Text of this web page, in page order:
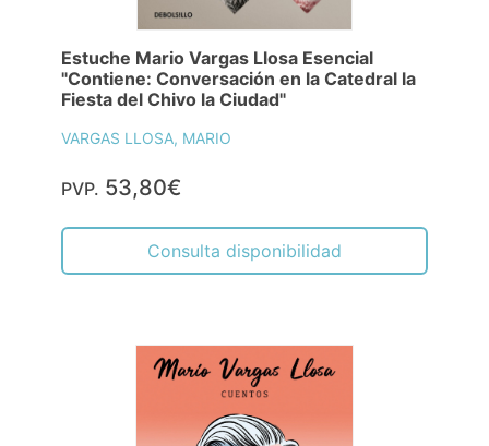
Estuche Mario Vargas Llosa Esencial
"Contiene: Conversación en la Catedral la
Fiesta del Chivo la Ciudad"
VARGAS LLOSA, MARIO
PVP. 53,80€
Consulta disponibilidad